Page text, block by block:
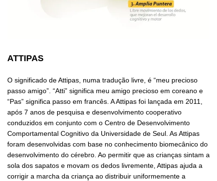
ATTIPAS
O significado de Attipas, numa tradução livre, é “meu precioso
passo amigo”. “Atti” significa meu amigo precioso em coreano e
“Pas” significa passo em francês. A Attipas foi lançada em 2011,
após 7 anos de pesquisa e desenvolvimento cooperativo
conduzidos em conjunto com o Centro de Desenvolvimento
Comportamental Cognitivo da Universidade de Seul. As Attipas
foram desenvolvidas com base no conhecimento biomecânico do
desenvolvimento do cérebro. Ao permitir que as crianças sintam a
sola dos sapatos e movam os dedos livremente, Attipas ajuda a
corrigir a marcha da criança ao distribuir uniformemente a